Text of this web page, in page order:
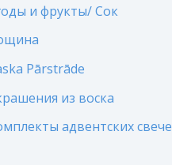
и фрукты/ Сок
Pārstrāde
из воска
адвентских свече